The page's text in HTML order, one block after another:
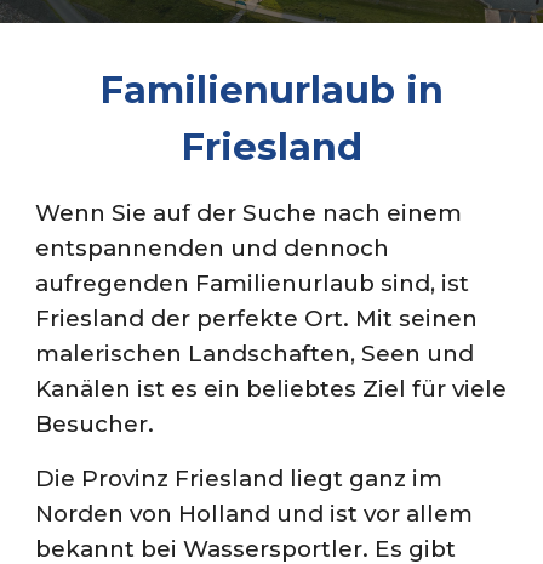
Familienurlaub in
Friesland
Wenn Sie auf der Suche nach einem
entspannenden und dennoch
aufregenden Familienurlaub sind, ist
Friesland der perfekte Ort. Mit seinen
malerischen Landschaften, Seen und
Kanälen ist es ein beliebtes Ziel für viele
Besucher.
Die Provinz Friesland liegt ganz im
Norden von Holland und ist vor allem
bekannt bei Wassersportler. Es gibt